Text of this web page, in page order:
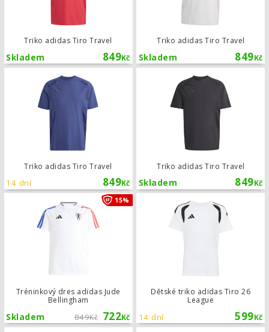
Triko adidas Tiro Travel
849Kč
Skladem
Triko adidas Tiro Travel
849Kč
Skladem
Triko adidas Tiro Travel
849Kč
14 dní
Triko adidas Tiro Travel
849Kč
Skladem
Tréninkový dres adidas Jude
Bellingham
849Kč 722Kč
Skladem
15%
Dětské triko adidas Tiro 26
League
599Kč
14 dní